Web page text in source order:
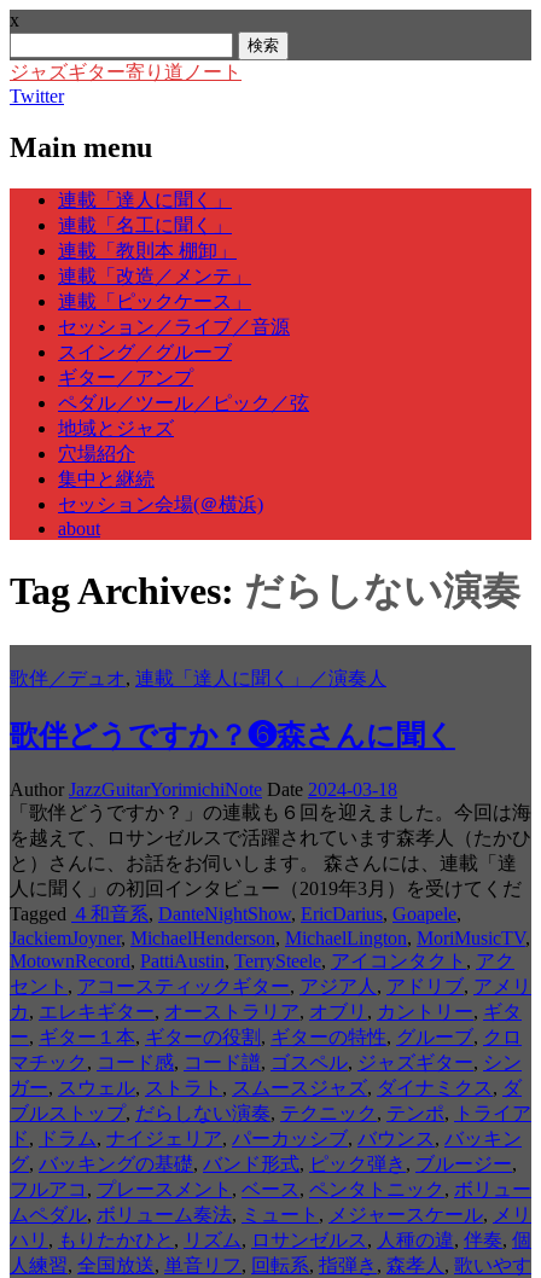
x
索:
ジャズギター寄り道ノート
Twitter
Main menu
Skip
content
連載「達人に聞く」
連載「名工に聞く」
連載「教則本 棚卸」
連載「改造／メンテ」
連載「ピックケース」
セッション／ライブ／音源
スイング／グルーブ
ギター／アンプ
ペダル／ツール／ピック／弦
地域とジャズ
穴場紹介
集中と継続
セッション会場(＠横浜)
about
Tag Archives: だらしない演奏
歌伴／デュオ, 連載「達人に聞く」／演奏人
歌伴どうですか？❻森さんに聞く
Author JazzGuitarYorimichiNote Date 2024-03-18
「歌伴どうですか？」の連載も６回を迎えました。今回は海
を越えて、ロサンゼルスで活躍されています森孝人（たかひ
と）さんに、お話をお伺いします。 森さんには、連載「達
人に聞く」の初回インタビュー（2019年3月）を受けてくだ
Tagged ４和音系, DanteNightShow, EricDarius, Goapele,
JackiemJoyner, MichaelHenderson, MichaelLington, MoriMusicTV,
MotownRecord, PattiAustin, TerrySteele, アイコンタクト , アク
セント , アコースティックギター, アジア人 , アドリブ, アメリ
カ, エレキギター, オーストラリア, オブリ , カントリー, ギタ
ー, ギター１本, ギターの役割 , ギターの特性, グルーブ, クロ
マチック , コード感, コード譜, ゴスペル, ジャズギター, シン
ガー, スウェル, ストラト , スムースジャズ, ダイナミクス , ダ
ブルストップ, だらしない演奏, テクニック , テンポ,
トライア
ド, ドラム, ナイジェリア, パーカッシブ, バウンス , バッキン
グ, バッキングの基礎, バンド形式, ピック弾き , ブルージー,
フルアコ , プレースメント , ベース , ペンタトニック , ボリュー
ムペダル, ボリューム奏法, ミュート , メジャースケール, メリ
ハリ , もりたかひと , リズム, ロサンゼルス , 人種の違, 伴奏, 個
人練習, 全国放送, 単音リフ, 回転系, 指弾き , 森孝人 , 歌いやす